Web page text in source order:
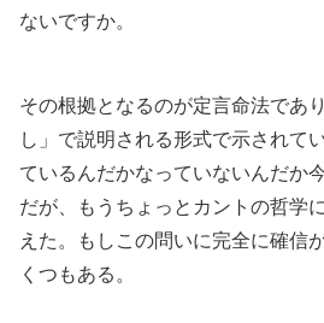
ないですか。
その根拠となるのが定言命法であ
し」で説明される形式で示されて
ているんだかなっていないんだか
だが、もうちょっとカントの哲学
えた。もしこの問いに完全に確信
くつもある。